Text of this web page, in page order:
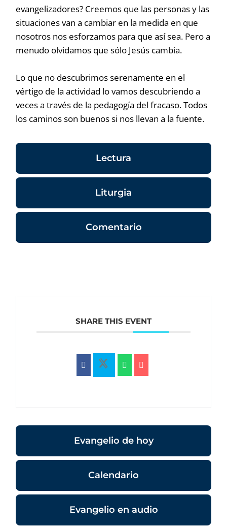
evangelizadores? Creemos que las personas y las
situaciones van a cambiar en la medida en que
nosotros nos esforzamos para que así sea. Pero a
menudo olvidamos que sólo Jesús cambia.
Lo que no descubrimos serenamente en el
vértigo de la actividad lo vamos descubriendo a
veces a través de la pedagogía del fracaso. Todos
los caminos son buenos si nos llevan a la fuente.
Lectura
Liturgia
Comentario
SHARE THIS EVENT
Evangelio de hoy
Calendario
Evangelio en audio